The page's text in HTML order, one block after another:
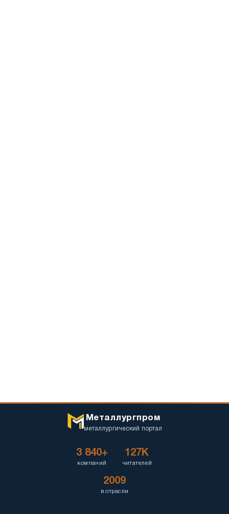
Металлургпром
металлургический портал
3 840+
компаний
127K
читателей
2009
в отрасли